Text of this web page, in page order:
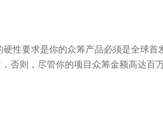
性要求是你的众筹产品必须是全球首
否则，尽管你的项目众筹金额高达百